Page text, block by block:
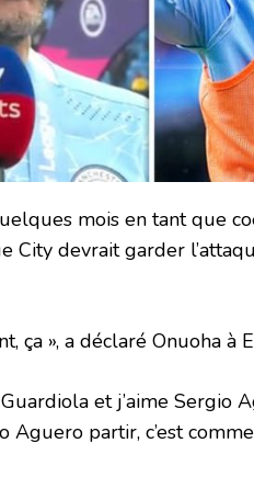
mois en tant que
City devrait garder
ça », a déclaré Onuoha à
Guardiola et j’aime Sergio
partir, c’est